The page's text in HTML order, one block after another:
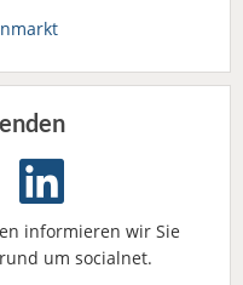
informieren wir Sie
um socialnet.